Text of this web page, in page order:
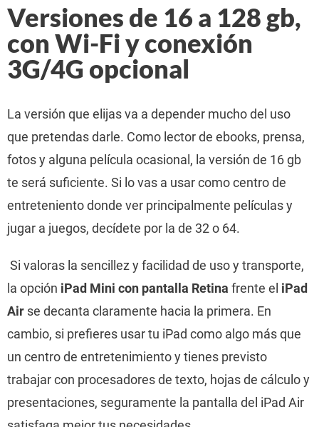
Versiones de 16 a 128 gb,
con Wi-Fi y conexión
3G/4G opcional
La versión que elijas va a depender mucho del uso
que pretendas darle. Como lector de ebooks, prensa,
fotos y alguna película ocasional, la versión de 16 gb
te será suficiente. Si lo vas a usar como centro de
entreteniento donde ver principalmente películas y
jugar a juegos, decídete por la de 32 o 64.
Si valoras la sencillez y facilidad de uso y transporte,
la opción iPad Mini con pantalla Retina frente el iPad
Air se decanta claramente hacia la primera. En
cambio, si prefieres usar tu iPad como algo más que
un centro de entretenimiento y tienes previsto
trabajar con procesadores de texto, hojas de cálculo y
presentaciones, seguramente la pantalla del iPad Air